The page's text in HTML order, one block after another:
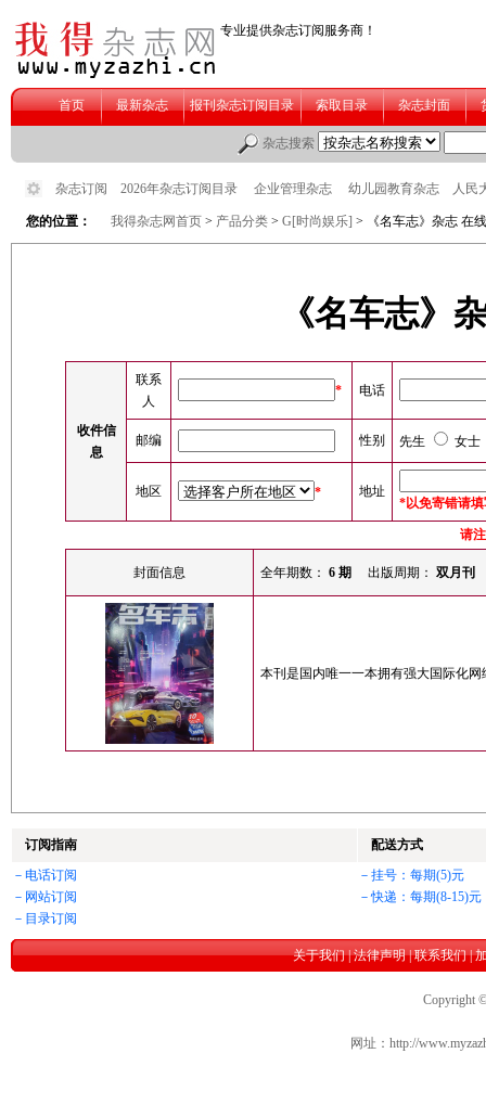
您的位置： 我得杂志网首页 > 产品分类 > G[时尚娱乐] > 《名车志》杂志 在
《名车志》
收件信
息
联系
人
* 电话
邮编 性别 先生 女士
地区 * 地址
*以免寄错请
请
封面信息 全年期数： 6 期 出版周期： 双月刊
本刊是国内唯一一本拥有强大国际化